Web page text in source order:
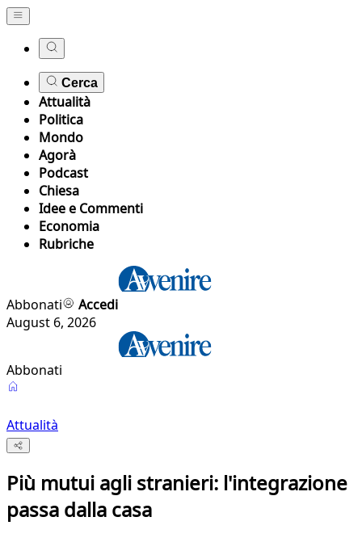
Cerca
Attualità
Politica
Mondo
Agorà
Podcast
Chiesa
Idee e Commenti
Economia
Rubriche
Abbonati
Accedi
August 6, 2026
Abbonati
Attualità
Più mutui agli stranieri: l'integrazione
passa dalla casa